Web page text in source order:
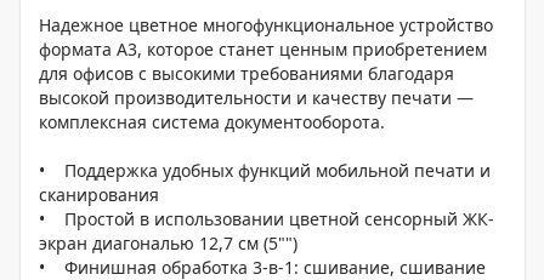
Надежное цветное многофункциональное устройство
формата A3, которое станет ценным приобретением
для офисов с высокими требованиями благодаря
высокой производительности и качеству печати —
комплексная система документооборота.
• Поддержка удобных функций мобильной печати и
сканирования
• Простой в использовании цветной сенсорный ЖК-
экран диагональю 12,7 см (5"")
• Финишная обработка 3-в-1: сшивание, сшивание